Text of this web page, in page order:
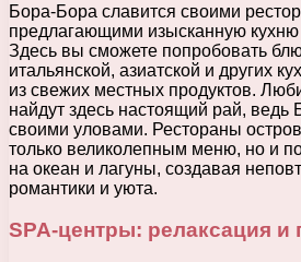
Бора-Бора славится своими
предлагающими изысканную
Здесь вы сможете попробовать
итальянской, азиатской и других
из свежих местных продуктов.
найдут здесь настоящий рай, ведь
своими уловами. Рестораны
только великолепным меню, но и
на океан и лагуны, создавая
романтики и уюта.
SPA-центры: релаксация и